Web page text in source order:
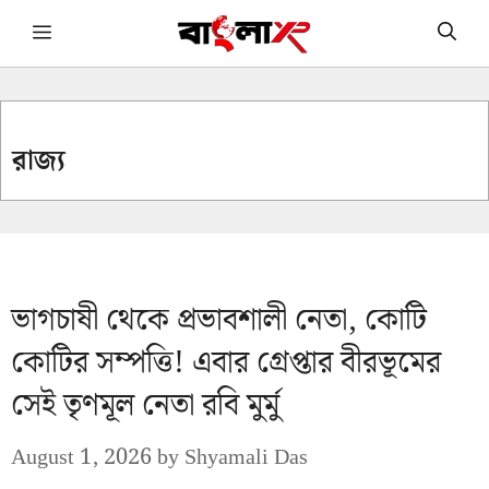
Skip Menu
রাজ্য
ভাগচাষী থেকে প্রভাবশালী নেতা, কোটি
কোটির সম্পত্তি! এবার গ্রেপ্তার বীরভূমের
সেই তৃণমূল নেতা রবি মুর্মু
August 1, 2026byShyamali Das